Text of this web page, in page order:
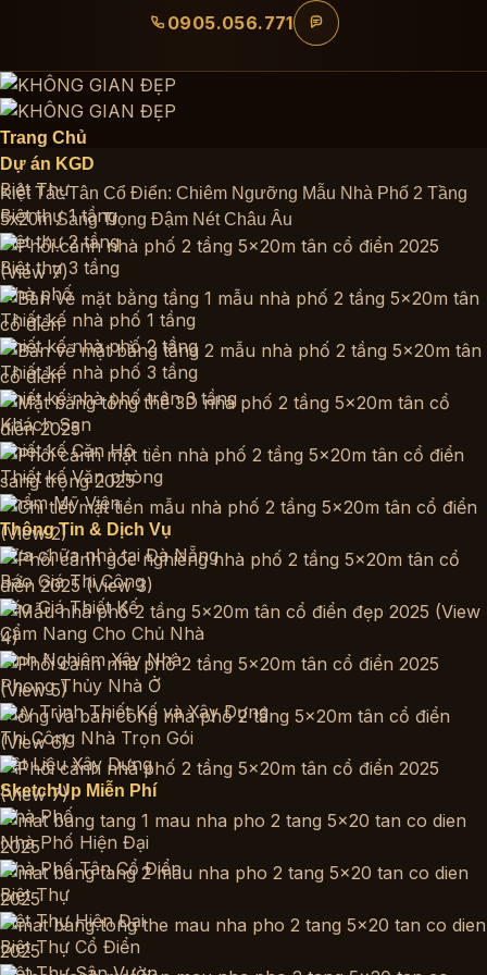
dung
0905.056.771
Trang Chủ
Dự án KGD
Biệt Thự
Biệt thự 1 tầng
Biệt thự 2 tầng
Biệt thự 3 tầng
Nhà phố
Thiết kế nhà phố 1 tầng
Thiết kế nhà phố 2 tầng
Thiết kế nhà phố 3 tầng
Thiết kế nhà phố trên 3 tầng
Khách Sạn
Thiết kế Căn Hộ
Thiết kế Văn phòng
Thẩm Mỹ Viện
Thông Tin & Dịch Vụ
Sửa chữa nhà tại Đà Nẵng
Báo Giá Thi Công
Báo Giá Thiết Kế
Cẩm Nang Cho Chủ Nhà
Kinh Nghiệm Xây Nhà
Phong Thủy Nhà Ở
Quy Trình Thiết Kế và Xây Dựng
Thi Công Nhà Trọn Gói
Vật Liệu Xây Dựng
SketchUp Miễn Phí
Nhà Phố
Nhà Phố Hiện Đại
Nhà Phố Tân Cổ Điển
Biệt Thự
Biệt Thự Hiện Đại
Biệt Thự Cổ Điển
Kiệt Tác Tân Cổ Điển: Chiêm Ngưỡng Mẫu Nhà Phố 2 Tầng
5x20m Sang Trọng Đậm Nét Châu Âu